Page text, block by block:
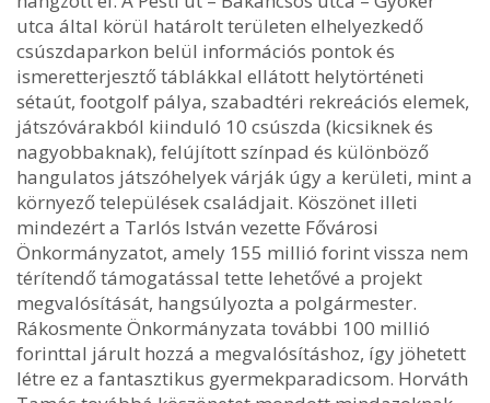
utca által körül határolt területen elhelyezkedő
csúszdaparkon belül információs pontok és
ismeretterjesztő táblákkal ellátott helytörténeti
sétaút, footgolf pálya, szabadtéri rekreációs elemek,
játszóvárakból kiinduló 10 csúszda (kicsiknek és
nagyobbaknak), felújított színpad és különböző
hangulatos játszóhelyek várják úgy a kerületi, mint a
környező települések családjait. Köszönet illeti
mindezért a Tarlós István vezette Fővárosi
Önkormányzatot, amely 155 millió forint vissza nem
térítendő támogatással tette lehetővé a projekt
megvalósítását, hangsúlyozta a polgármester.
Rákosmente Önkormányzata további 100 millió
forinttal járult hozzá a megvalósításhoz, így jöhetett
létre ez a fantasztikus gyermekparadicsom. Horváth